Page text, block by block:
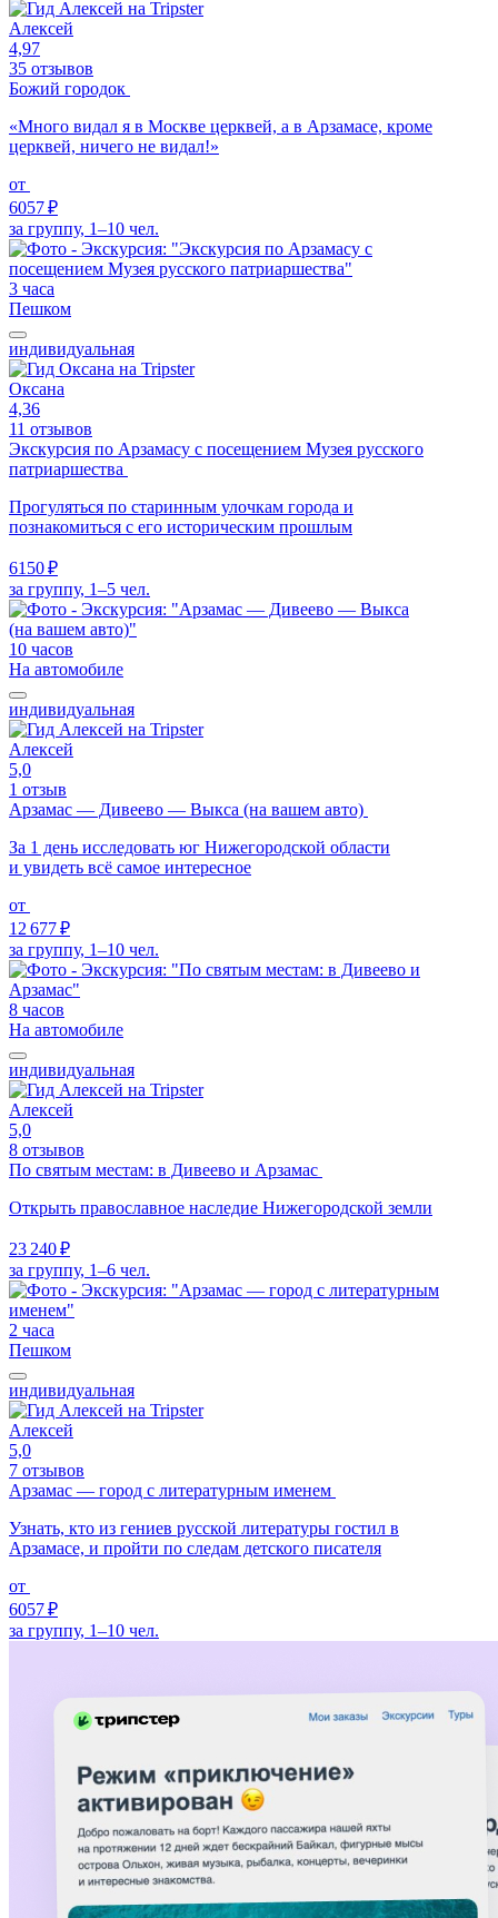
Алексей
4,97
35 отзывов
Божий городок
«Много видал я в Москве церквей, а в Арзамасе, кроме
церквей, ничего не видал!»
от
6057 ₽
за группу, 1–10 чел.
3 часа
Пешком
индивидуальная
Оксана
4,36
11 отзывов
Экскурсия по Арзамасу с посещением Музея русского
патриаршества
Прогуляться по старинным улочкам города и
познакомиться с его историческим прошлым
6150 ₽
за группу, 1–5 чел.
10 часов
На автомобиле
индивидуальная
Алексей
5,0
1 отзыв
Арзамас — Дивеево — Выкса (на вашем авто)
За 1 день исследовать юг Нижегородской области
и увидеть всё самое интересное
от
12 677 ₽
за группу, 1–10 чел.
8 часов
На автомобиле
индивидуальная
Алексей
5,0
8 отзывов
По святым местам: в Дивеево и Арзамас
Открыть православное наследие Нижегородской земли
23 240 ₽
за группу, 1–6 чел.
2 часа
Пешком
индивидуальная
Алексей
5,0
7 отзывов
Арзамас — город с литературным именем
Узнать, кто из гениев русской литературы гостил в
Арзамасе, и пройти по следам детского писателя
от
6057 ₽
за группу, 1–10 чел.